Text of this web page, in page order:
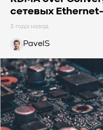
сетевых
3 года назад
PavelS